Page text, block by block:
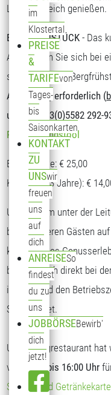
im
Klostertal
PREISE
&
TARIFEvon
Tages-
bis
Saisonkarten
KONTAKT
ZU
UNSwir
freuen
uns
auf
dich
ANREISESo
findest
du zu
uns
JOBBÖRSEBewirb'
dich
jetzt!
Loungebereich genießen.
BERGFRÜHSTÜCK - Das
Art. Stärken Sie sich bei
schmackhaften
Anmeldung erforderlich (
unter T: +43(0)5582 292-
Reservierungstool
Erwachsene: € 25,00
Kinder (5-13 Jahre): €
Unser Team unter der
bietet unseren Gästen
kulinarisches
befindet sich direkt bei
ist während den
Sie geöffnet.
Unser Bergrestaurant
von
09:00 bis 16:00 Uhr
Speise- und Getränkekarte